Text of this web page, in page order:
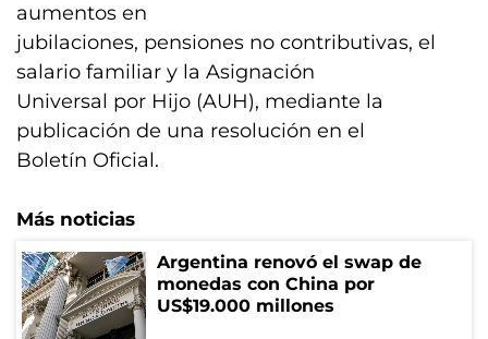
aumentos en
jubilaciones, pensiones no contributivas, el
salario familiar y la Asignación
Universal por Hijo (AUH), mediante la
publicación de una resolución en el
Boletín Oficial.
Más noticias
Argentina renovó el swap de
monedas con China por
US$19.000 millones